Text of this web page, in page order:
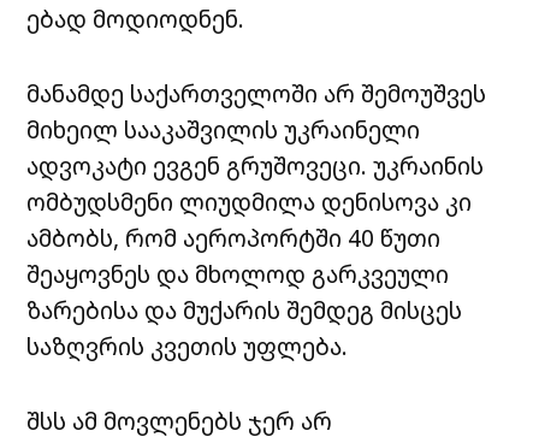
ებად მოდიოდნენ.
მანამდე საქართველოში არ შემოუშვეს
მიხეილ სააკაშვილის უკრაინელი
ადვოკატი ევგენ გრუშოვეცი. უკრაინის
ომბუდსმენი ლიუდმილა დენისოვა კი
ამბობს, რომ აეროპორტში 40 წუთი
შეაყოვნეს და მხოლოდ გარკვეული
ზარებისა და მუქარის შემდეგ მისცეს
საზღვრის კვეთის უფლება.
შსს ამ მოვლენებს ჯერ არ